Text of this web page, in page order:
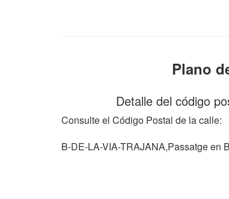
Plano
Detalle del código
Consulte el Código Postal de la calle:
B-DE-LA-VIA-TRAJANA,Passatge en